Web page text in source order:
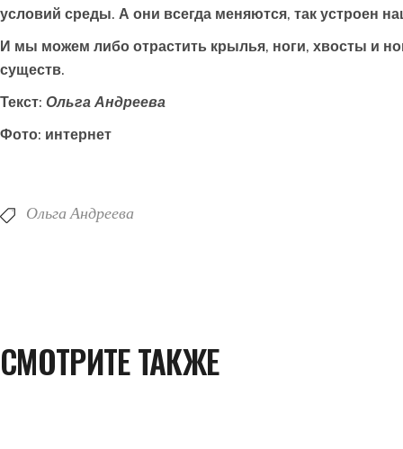
условий среды. А они всегда меняются, так устроен
И мы можем либо отрастить крылья, ноги, хвосты и
существ.
Текст: Ольга Андреева
Фото: интернет
Ольга Андреева
СМОТРИТЕ ТАКЖЕ